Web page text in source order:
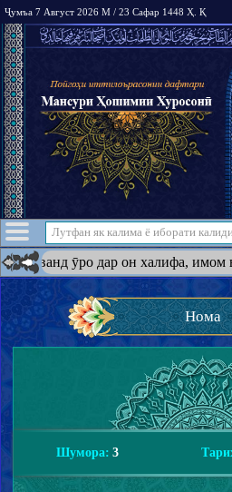
Ҷумъа 7 Август 2026 М / 23 Сафар 1448 Ҳ. Қ
он халифа, имом ва
Нома
Шумора: 3